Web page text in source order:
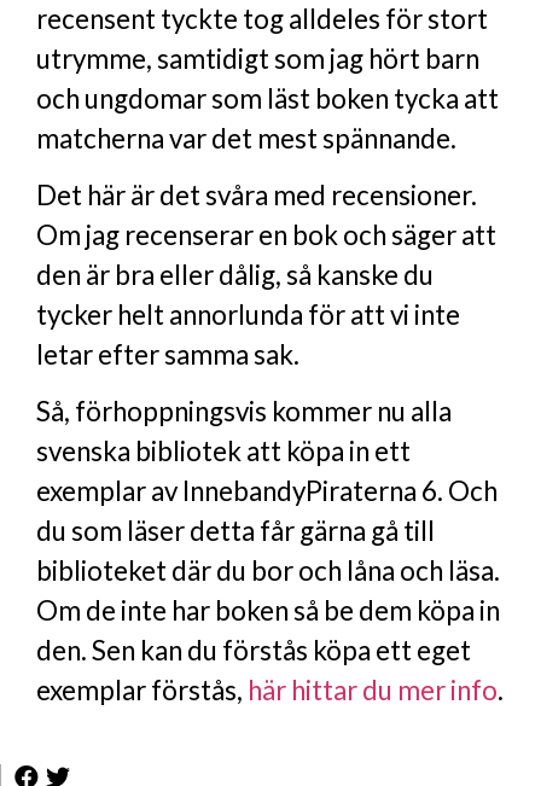
recensent tyckte tog alldeles för stort
utrymme, samtidigt som jag hört barn
och ungdomar som läst boken tycka att
matcherna var det mest spännande.
Det här är det svåra med recensioner.
Om jag recenserar en bok och säger att
den är bra eller dålig, så kanske du
tycker helt annorlunda för att vi inte
letar efter samma sak.
Så, förhoppningsvis kommer nu alla
svenska bibliotek att köpa in ett
exemplar av InnebandyPiraterna 6. Och
du som läser detta får gärna gå till
biblioteket där du bor och låna och läsa.
Om de inte har boken så be dem köpa in
den. Sen kan du förstås köpa ett eget
exemplar förstås, här hittar du mer info.